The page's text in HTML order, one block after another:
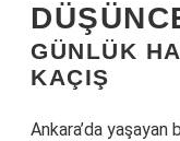
GÜNLÜK
KAÇIŞ
Ankara’da yaşayan